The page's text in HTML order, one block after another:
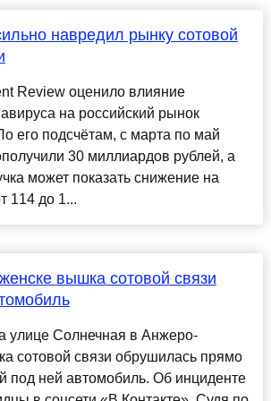
навредил рынку сотовой
Review оценило влияние
на российский рынок
его подсчётам, с марта по май
30 миллиардов рублей, а
может показать снижение на
114 до 1...
вышка сотовой связи
улице Солнечная в Анжеро-
сотовой связи обрушилась прямо
под ней автомобиль. Об инциденте